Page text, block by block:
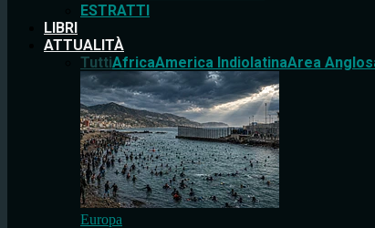
ESTRATTI
LIBRI
ATTUALITÀ
TuttiAfricaAmerica IndiolatinaArea
Europa